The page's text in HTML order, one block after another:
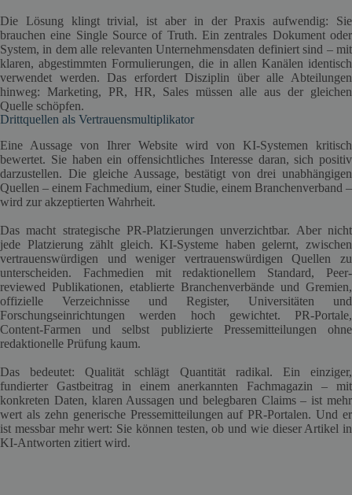
Die Lösung klingt trivial, ist aber in der Praxis aufwendig: Sie
brauchen eine Single Source of Truth. Ein zentrales Dokument oder
System, in dem alle relevanten Unternehmensdaten definiert sind – mit
klaren, abgestimmten Formulierungen, die in allen Kanälen identisch
verwendet werden. Das erfordert Disziplin über alle Abteilungen
hinweg: Marketing, PR, HR, Sales müssen alle aus der gleichen
Quelle schöpfen.
Drittquellen als Vertrauensmultiplikator
Eine Aussage von Ihrer Website wird von KI-Systemen kritisch
bewertet. Sie haben ein offensichtliches Interesse daran, sich positiv
darzustellen. Die gleiche Aussage, bestätigt von drei unabhängigen
Quellen – einem Fachmedium, einer Studie, einem Branchenverband –
wird zur akzeptierten Wahrheit.
Das macht strategische PR-Platzierungen unverzichtbar. Aber nicht
jede Platzierung zählt gleich. KI-Systeme haben gelernt, zwischen
vertrauenswürdigen und weniger vertrauenswürdigen Quellen zu
unterscheiden. Fachmedien mit redaktionellem Standard, Peer-
reviewed Publikationen, etablierte Branchenverbände und Gremien,
offizielle Verzeichnisse und Register, Universitäten und
Forschungseinrichtungen werden hoch gewichtet. PR-Portale,
Content-Farmen und selbst publizierte Pressemitteilungen ohne
redaktionelle Prüfung kaum.
Das bedeutet: Qualität schlägt Quantität radikal. Ein einziger,
fundierter Gastbeitrag in einem anerkannten Fachmagazin – mit
konkreten Daten, klaren Aussagen und belegbaren Claims – ist mehr
wert als zehn generische Pressemitteilungen auf PR-Portalen. Und er
ist messbar mehr wert: Sie können testen, ob und wie dieser Artikel in
KI-Antworten zitiert wird.